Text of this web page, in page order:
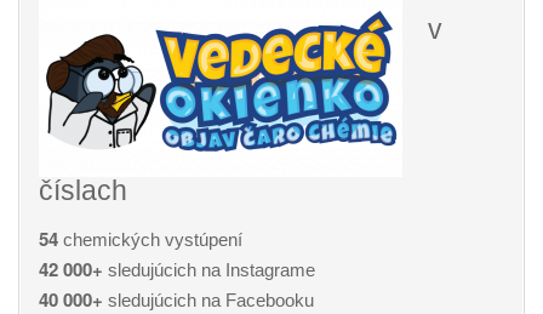
v
číslach
54 chemických vystúpení
42 000+ sledujúcich na Instagrame
40 000+ sledujúcich na Facebooku